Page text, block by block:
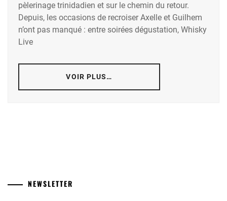
pèlerinage trinidadien et sur le chemin du retour.
Depuis, les occasions de recroiser Axelle et Guilhem
n’ont pas manqué : entre soirées dégustation, Whisky
Live
VOIR PLUS…
NEWSLETTER